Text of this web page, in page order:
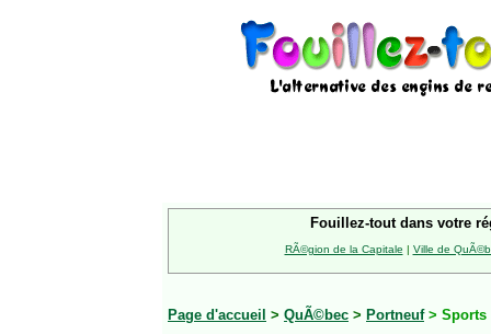
Fouillez-tout dans votre
RÃ©gion de la Capitale | Ville de
Page d'accueil > QuÃ©bec > Portneuf >